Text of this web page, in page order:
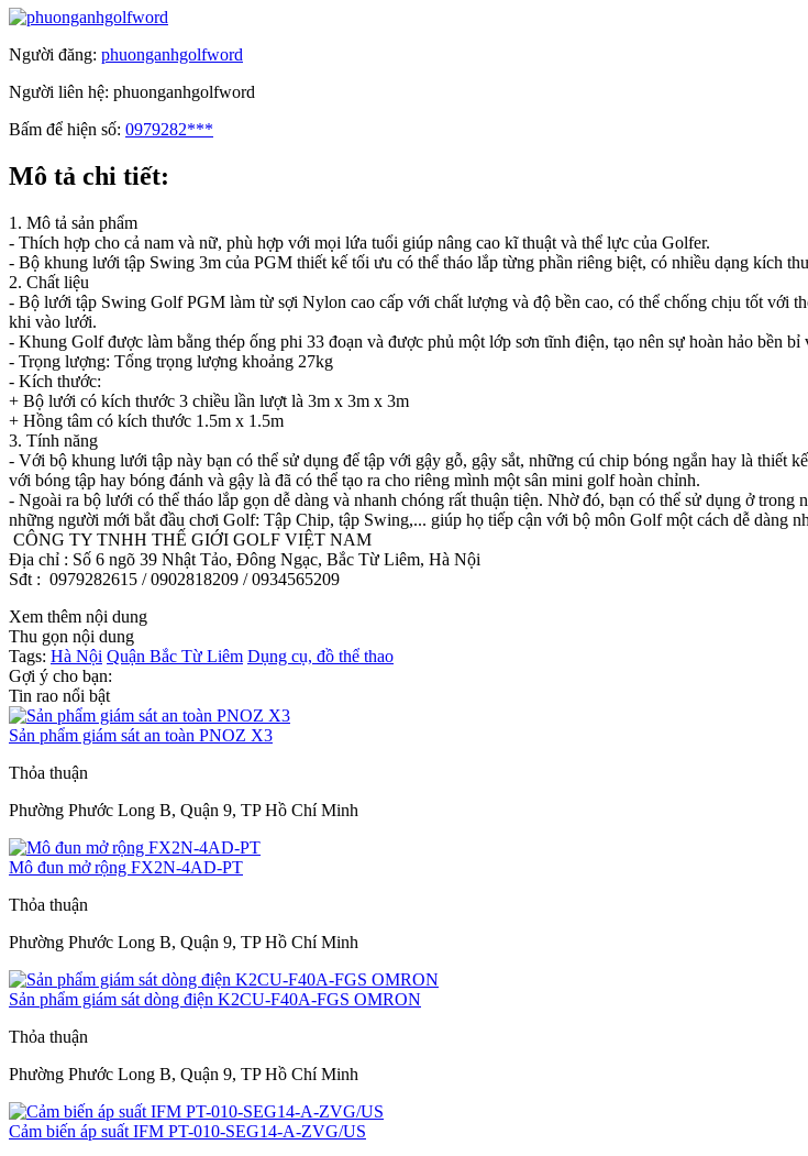
Người đăng: phuonganhgolfword
Người liên hệ: phuonganhgolfword
Bấm để hiện số: 0979282***
Mô tả chi tiết:
1. Mô tả sản phẩm
- Thích hợp cho cả nam và nữ, phù hợp với mọi lứa tuổi giúp nâng cao kĩ thuật và thể lực của Golfer.
- Bộ khung lưới tập Swing 3m của PGM thiết kế tối ưu có thể tháo lắp từng phần riêng biệt, có nhiều dạng kích
2. Chất liệu
- Bộ lưới tập Swing Golf PGM làm từ sợi Nylon cao cấp với chất lượng và độ bền cao, có thể chống chịu tốt với
khi vào lưới.
- Khung Golf được làm bằng thép ống phi 33 đoạn và được phủ một lớp sơn tĩnh điện, tạo nên sự hoàn hảo bền bỉ
- Trọng lượng: Tổng trọng lượng khoảng 27kg
- Kích thước:
+ Bộ lưới có kích thước 3 chiều lần lượt là 3m x 3m x 3m
+ Hồng tâm có kích thước 1.5m x 1.5m
3. Tính năng
- Với bộ khung lưới tập này bạn có thể sử dụng để tập với gậy gỗ, gậy sắt, những cú chip bóng ngắn hay là thiết
với bóng tập hay bóng đánh và gậy là đã có thể tạo ra cho riêng mình một sân mini golf hoàn chỉnh.
- Ngoài ra bộ lưới có thể tháo lắp gọn dễ dàng và nhanh chóng rất thuận tiện. Nhờ đó, bạn có thể sử dụng ở
những người mới bắt đầu chơi Golf: Tập Chip, tập Swing,... giúp họ tiếp cận với bộ môn Golf một cách dễ dàng
CÔNG TY TNHH THẾ GIỚI GOLF VIỆT NAM
Địa chỉ : Số 6 ngõ 39 Nhật Tảo, Đông Ngạc, Bắc Từ Liêm, Hà Nội
Sđt : 0979282615 / 0902818209 / 0934565209
Xem thêm nội dung
Thu gọn nội dung
Tags: Hà Nội Quận Bắc Từ Liêm Dụng cụ, đồ thể thao
Gợi ý cho bạn:
Tin rao nổi bật
Sản phẩm giám sát an toàn PNOZ X3
Thỏa thuận
Phường Phước Long B, Quận 9, TP Hồ Chí Minh
Mô đun mở rộng FX2N-4AD-PT
Thỏa thuận
Phường Phước Long B, Quận 9, TP Hồ Chí Minh
Sản phẩm giám sát dòng điện K2CU-F40A-FGS OMRON
Thỏa thuận
Phường Phước Long B, Quận 9, TP Hồ Chí Minh
Cảm biến áp suất IFM PT-010-SEG14-A-ZVG/US